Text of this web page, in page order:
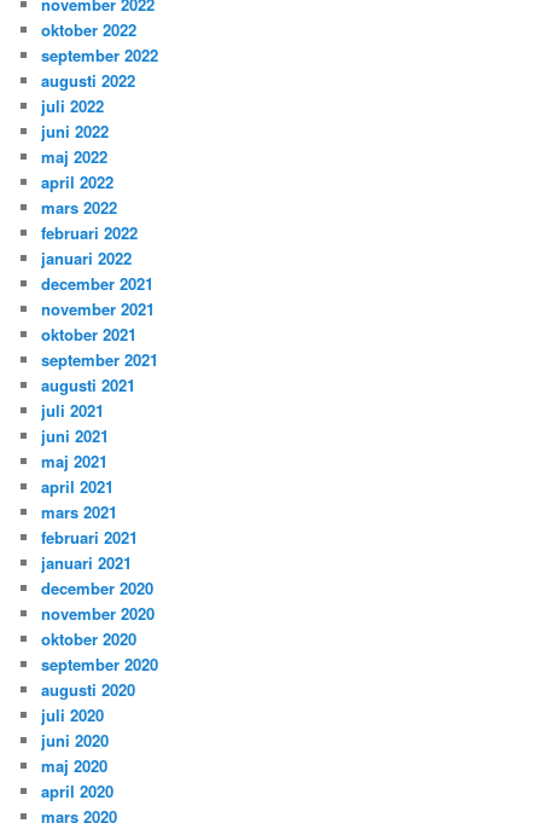
oktober 2022
september 2022
augusti 2022
juli 2022
juni 2022
maj 2022
april 2022
mars 2022
februari 2022
januari 2022
december 2021
november 2021
oktober 2021
september 2021
augusti 2021
juli 2021
juni 2021
maj 2021
april 2021
mars 2021
februari 2021
januari 2021
december 2020
november 2020
oktober 2020
september 2020
augusti 2020
juli 2020
juni 2020
maj 2020
april 2020
mars 2020